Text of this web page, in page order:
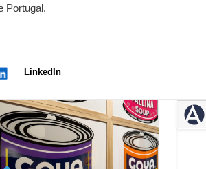
Portugal.
LinkedIn